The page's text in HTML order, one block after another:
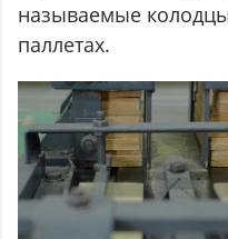
называемые
паллетах.